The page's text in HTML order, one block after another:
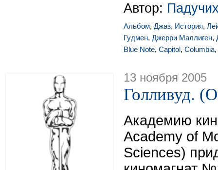
Автор:
Альбом, Джаз, История,
Гудмен, Джерри Маллиген,
Blue Note, Capitol, Columbia,
13 ноября 2005
Голливуд.
Академию
Academy of
Sciences)